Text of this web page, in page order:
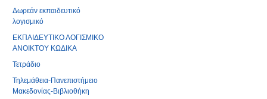
Δωρεάν εκπαιδευτικό
λογισμικό
ΕΚΠΑΙΔΕΥΤΙΚΟ ΛΟΓΙΣΜΙΚΟ
ΑΝΟΙΚΤΟΥ ΚΩΔΙΚΑ
Τετράδιο
Τηλεμάθεια-Πανεπιστήμειο
Μακεδονίας-Βιβλιοθήκη